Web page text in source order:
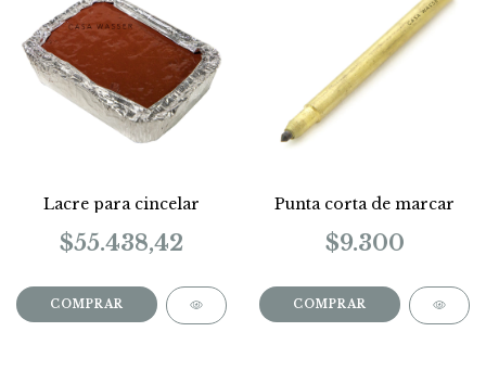
Lacre para cincelar
$55.438,42
Punta corta de marcar
$9.300